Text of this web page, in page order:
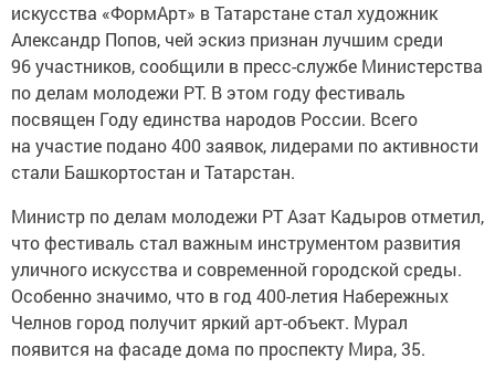
искусства «ФормАрт» в Татарстане стал художник
Александр Попов, чей эскиз признан лучшим среди
96 участников, сообщили в пресс-службе Министерства
по делам молодежи РТ. В этом году фестиваль
посвящен Году единства народов России. Всего
на участие подано 400 заявок, лидерами по активности
стали Башкортостан и Татарстан.
Министр по делам молодежи РТ Азат Кадыров отметил,
что фестиваль стал важным инструментом развития
уличного искусства и современной городской среды.
Особенно значимо, что в год 400-летия Набережных
Челнов город получит яркий арт-объект. Мурал
появится на фасаде дома по проспекту Мира, 35.